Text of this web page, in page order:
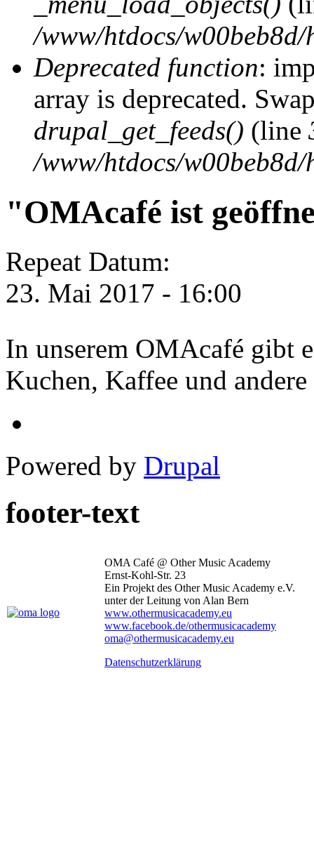
/www/htdocs/
Deprecated function:
array is deprecated.
drupal_get_feeds() (line
/www/htdocs/
"OMAcafé ist
Repeat Datum:
23. Mai 2017 - 16:00
In unserem OMAcafé gibt
Kuchen, Kaffee und
Powered by Drupal
footer-text
OMA Café @ Other Music Academy
Ernst-Kohl-Str. 23
Ein Projekt des Other Music Academy e.V.
unter der Leitung von Alan Bern
www.othermusicacademy.eu
www.facebook.de/othermusicacademy
oma@othermusicacademy.eu
Datenschutzerklärung